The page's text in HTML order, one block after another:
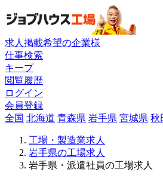
求人掲載希望の企業様
仕事検索
キープ
閲覧履歴
ログイン
会員登録
全国 北海道 青森県 岩手県 宮城県 秋
工場・製造業求人
岩手県の工場求人
岩手県・派遣社員の工場求人